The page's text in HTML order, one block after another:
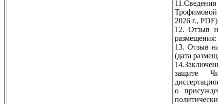
Трофимовой
2026 г.,
12. Отзыв
13. Отзыв
(дата
защите
о